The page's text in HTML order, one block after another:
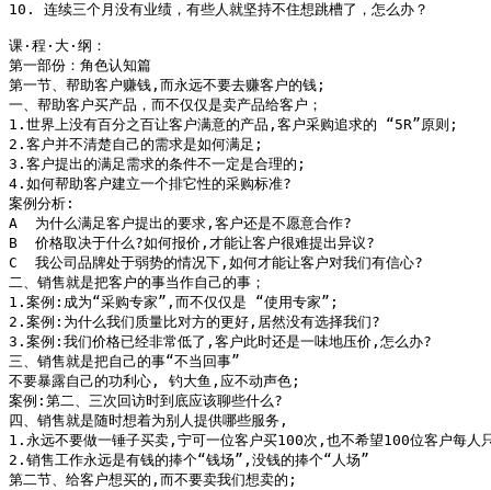
10. 连续三个月没有业绩，有些人就坚持不住想跳槽了，怎么办？
课·程·大·纲：
第一部份：角色认知篇
第一节、帮助客户赚钱,而永远不要去赚客户的钱;
一、帮助客户买产品，而不仅仅是卖产品给客户；
1.世界上没有百分之百让客户满意的产品,客户采购追求的 “5R”原则;
2.客户并不清楚自己的需求是如何满足;
3.客户提出的满足需求的条件不一定是合理的;
4.如何帮助客户建立一个排它性的采购标准?
案例分析:
A  为什么满足客户提出的要求,客户还是不愿意合作?
B  价格取决于什么?如何报价,才能让客户很难提出异议?
C  我公司品牌处于弱势的情况下,如何才能让客户对我们有信心?
二、销售就是把客户的事当作自己的事；
1.案例:成为“采购专家”,而不仅仅是 “使用专家”;
2.案例:为什么我们质量比对方的更好,居然没有选择我们?
3.案例:我们价格已经非常低了,客户此时还是一味地压价,怎么办?
三、销售就是把自己的事“不当回事”
不要暴露自己的功利心, 钓大鱼,应不动声色;
案例:第二、三次回访时到底应该聊些什么?
四、销售就是随时想着为别人提供哪些服务,
1.永远不要做一锤子买卖,宁可一位客户买100次,也不希望100位客户每人
2.销售工作永远是有钱的捧个“钱场”,没钱的捧个“人场”
第二节、给客户想买的,而不要卖我们想卖的;